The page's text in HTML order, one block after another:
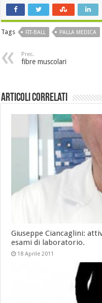
Tags FIT-BALL PALLA MEDICA
Prec.
fibre muscolari
Articoli Correlati
Giuseppe Ciancaglini:
esami di laboratorio.
18 Aprile 2011